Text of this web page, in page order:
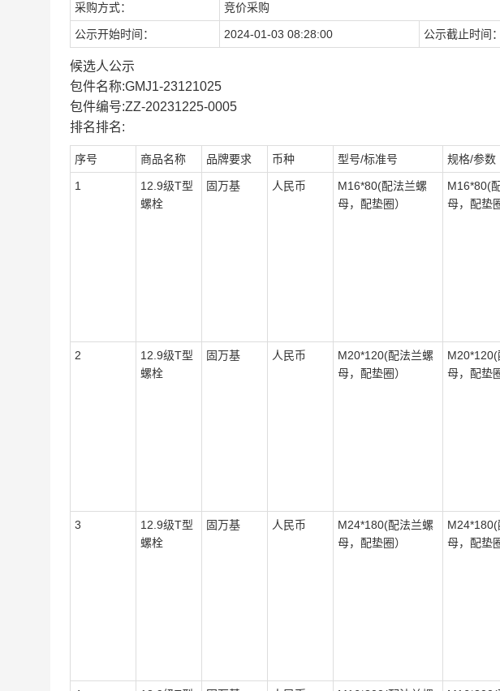
采购方式： 竞价采购
公示开始时间： 2024-01-03 08:28:00 公示截止时间：
候选人公示
包件名称:GMJ1-23121025
包件编号:ZZ-20231225-0005
排名排名:
序号 商品名称 品牌要求 币种 型号/标准号 规格/参数
1
12.9级T型
螺栓
固万基 人民币
M16*80(配法兰螺
母，配垫圈）
M16*80(
母，配垫
2
12.9级T型
螺栓
固万基 人民币
M20*120(配法兰螺
母，配垫圈）
母，配垫
3
12.9级T型
螺栓
固万基 人民币
M24*180(配法兰螺
母，配垫圈）
母，配垫